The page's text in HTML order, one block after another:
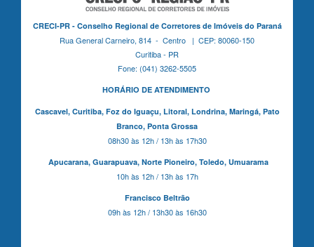
CRECI-PR - Conselho Regional de Corretores de Imóveis do Paraná
Rua General Carneiro, 814 - Centro | CEP: 80060-150
Curitiba - PR
Fone: (041) 3262-5505
HORÁRIO DE ATENDIMENTO
Cascavel, Curitiba,Foz do Iguaçu, Litoral, Londrina, Maringá, Pato
Branco, Ponta Grossa
08h30 às 12h / 13h às 17h30
Apucarana, Guarapuava, Norte Pioneiro, Toledo, Umuarama
10h às 12h / 13h às 17h
Francisco Beltrão
09h às 12h / 13h30 às 16h30